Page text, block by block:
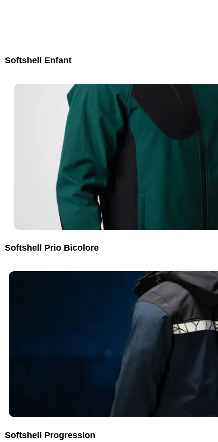
Softshell Enfant
Softshell Prio Bicolore
Softshell Progression